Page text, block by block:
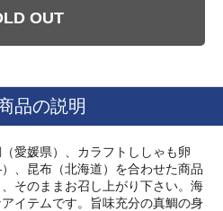
OUT
品の説明
愛媛県）、カラフトししゃも卵
、昆布（北海道）を合わせた商品
そのままお召し上がり下さい。海
イテムです。旨味充分の真鯛の身